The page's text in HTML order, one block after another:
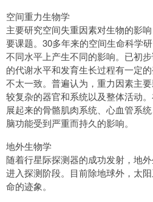
空间重力生物学
主要研究空间失重因素对生物的影
要课题。30多年来的空间生命科学
不同水平上产生不同的影响。已初
的代谢水平和发育生长过程有一定
不太一致。普遍认为，重力因素主要
较复杂的器官和系统以及整体活动
展起来的骨骼肌肉系统、心血管系
脑功能受到严重而持久的影响。
地外生物学
随着行星际探测器的成功发射，地
进入探测阶段。目前除地球外，太
命的迹象。